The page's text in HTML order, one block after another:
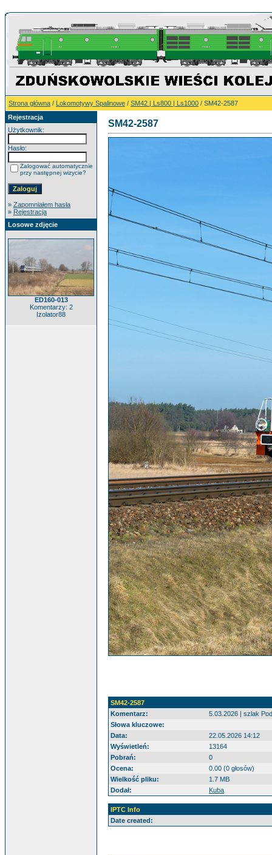
Strona główna / Lokomotywy Spalinowe / SM42 | Ls800 | Ls1000 / SM42-2587
Rejestracja
Użytkownik:
Hasło:
Zalogować automatycznie
przy następnej wizycie?
» Zapomniałem hasła
» Rejestracja
Losowe zdjęcie
ED160-013
Komentarzy: 2
Izolator88
SM42-2587
SM42-2587
Komentarz:
5.03.2026 | szlak
Słowa kluczowe:
Data:
22.05.2026 14:12
Wyświetleń:
13164
Pobrań:
0
Ocena:
0.00 (0 głosów)
Wielkość pliku:
1.7 MB
Dodał:
Kuba
IPTC Info
Date created: